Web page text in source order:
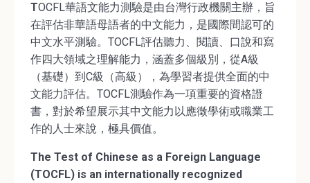
TOCFL華語文能力測驗是由台灣行政機關主辦，旨
在評估非華語母語者的中文能力，是國際間認可的
中文水平測驗。TOCFL評估聽力、閱讀、口說和寫
作四大領域之理解能力，涵蓋多個級別，從A級
（基礎）到C級（高級），為學習者提供全面的中
文能力評估。TOCFL測驗作為一項重要的資格證
書，對於希望展示其中文能力以應徵學術或職業工
作的人士來說，極具價值。
The Test of Chinese as a Foreign Language
(TOCFL) is an internationally recognized